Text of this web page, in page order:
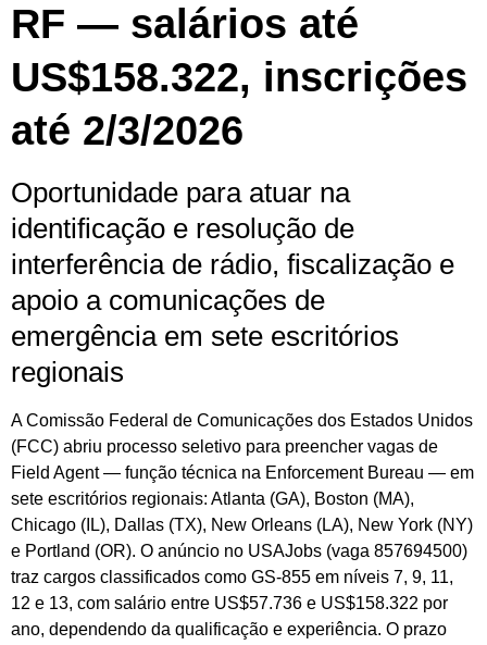
RF — salários até
US$158.322, inscrições
até 2/3/2026
Oportunidade para atuar na
identificação e resolução de
interferência de rádio, fiscalização e
apoio a comunicações de
emergência em sete escritórios
regionais
A Comissão Federal de Comunicações dos Estados Unidos
(FCC) abriu processo seletivo para preencher vagas de
Field Agent — função técnica na Enforcement Bureau — em
sete escritórios regionais: Atlanta (GA), Boston (MA),
Chicago (IL), Dallas (TX), New Orleans (LA), New York (NY)
e Portland (OR). O anúncio no USAJobs (vaga 857694500)
traz cargos classificados como GS-855 em níveis 7, 9, 11,
12 e 13, com salário entre US$57.736 e US$158.322 por
ano, dependendo da qualificação e experiência. O prazo